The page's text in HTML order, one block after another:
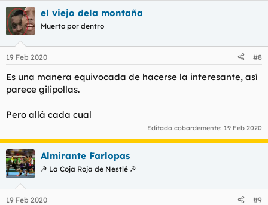
el viejo dela montaña
Muerto por dentro
19 Feb 2020 #8
Es una manera equivocada de hacerse la interesante, así
parece gilipollas.
Pero allá cada cual
Editado cobardemente: 19 Feb 2020
Almirante Farlopas
☭ La Coja Roja de Nestlé ☭
19 Feb 2020 #9